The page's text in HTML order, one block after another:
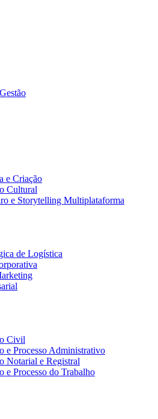
e Criação
Cultural
e Storytelling Multiplataforma
de Logística
Civil
e Processo Administrativo
Notarial e Registral
e Processo do Trabalho